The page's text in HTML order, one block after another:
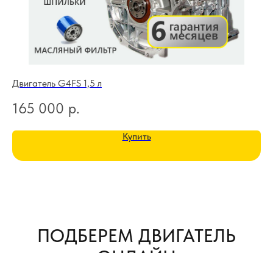
Двигатель G4FS 1,5 л
165 000 р.
Купить
ПОДБЕРЕМ ДВИГАТЕЛЬ